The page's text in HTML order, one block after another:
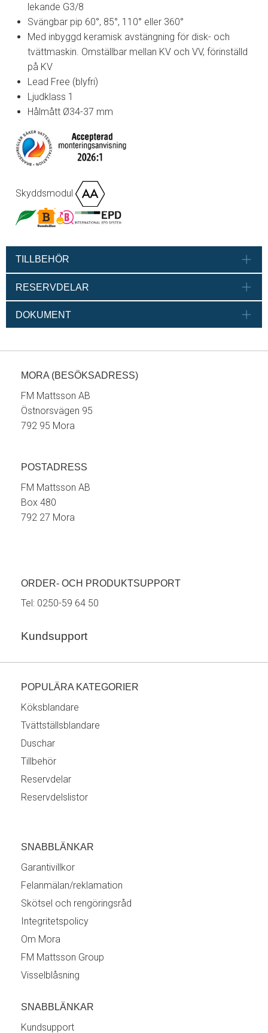
lekande G3/8
Svängbar pip 60°, 85°, 110° eller 360°
Med inbyggd keramisk avstängning för disk- och
tvättmaskin. Omställbar mellan KV och VV, förinställd
på KV
Lead Free (blyfri)
Ljudklass 1
Hålmått Ø34-37 mm
Skyddsmodul
TILLBEHÖR
RESERVDELAR
DOKUMENT
MORA (BESÖKSADRESS)
FM Mattsson AB
Östnorsvägen 95
792 95 Mora
POSTADRESS
FM Mattsson AB
Box 480
792 27 Mora
ORDER- OCH PRODUKTSUPPORT
Tel: 0250-59 64 50
Kundsupport
POPULÄRA KATEGORIER
Köksblandare
Tvättställsblandare
Duschar
Tillbehör
Reservdelar
Reservdelslistor
SNABBLÄNKAR
Garantivillkor
Felanmälan/reklamation
Skötsel och rengöringsråd
Integritetspolicy
Om Mora
FM Mattsson Group
Visselblåsning
SNABBLÄNKAR
Kundsupport